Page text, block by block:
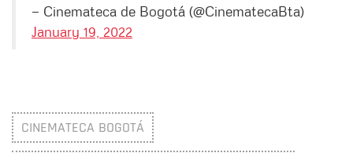
— Cinemateca de Bogotá (@CinematecaBta)
January 19, 2022
CINEMATECA BOGOTÁ